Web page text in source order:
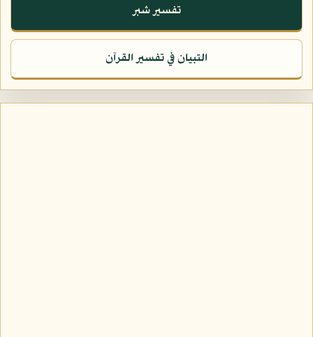
تفسير شبر
التبيان في تفسير القرآن